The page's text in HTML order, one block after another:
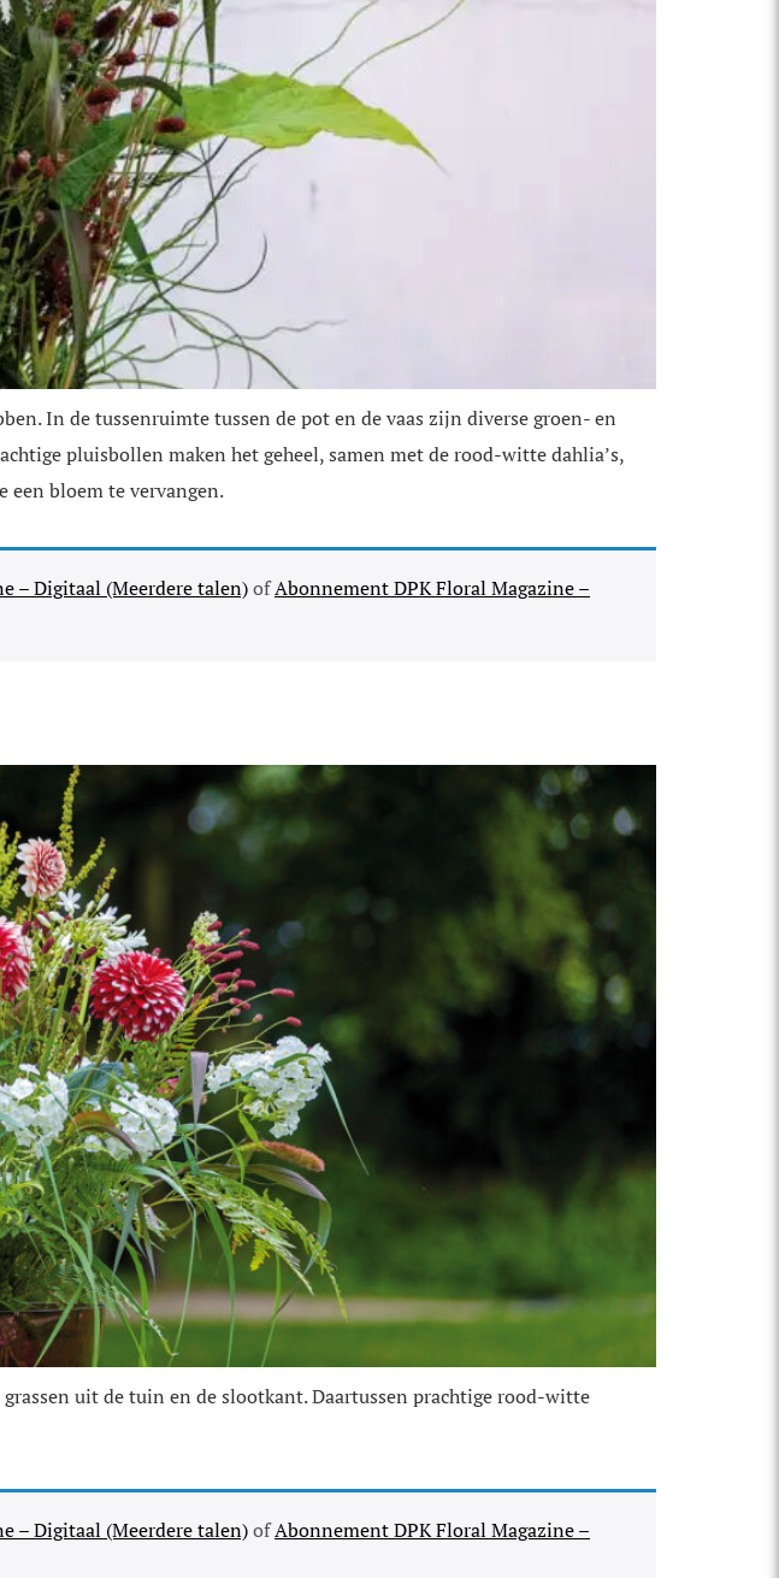
In de tussenruimte tussen de pot en de vaas zijn diverse groen- en
pluisbollen maken het geheel, samen met de rood-witte dahlia’s,
een bloem te vervangen.
– Digitaal (Meerdere talen)ofAbonnement DPK Floral Magazine –
uit de tuin en de slootkant. Daartussen prachtige rood-witte
– Digitaal (Meerdere talen)ofAbonnement DPK Floral Magazine –